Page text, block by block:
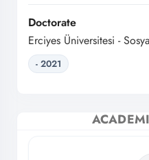
Doctorate
Erciyes Üniversitesi -
- 2021